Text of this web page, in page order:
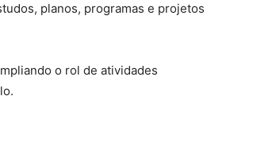
planos, programas e projetos
o rol de atividades